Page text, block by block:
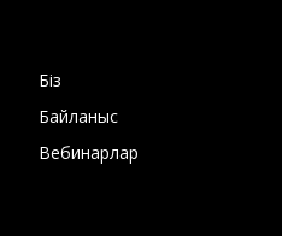
Біз
Байланыс
Вебинарлар